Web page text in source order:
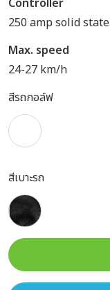
250 amp solid state
Max. speed
24-27 km/h
สีรถกอล์ฟ
สีเบาะรถ